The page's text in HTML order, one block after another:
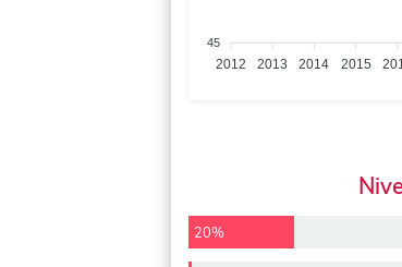
45
2012 2013 2014 2015
20%